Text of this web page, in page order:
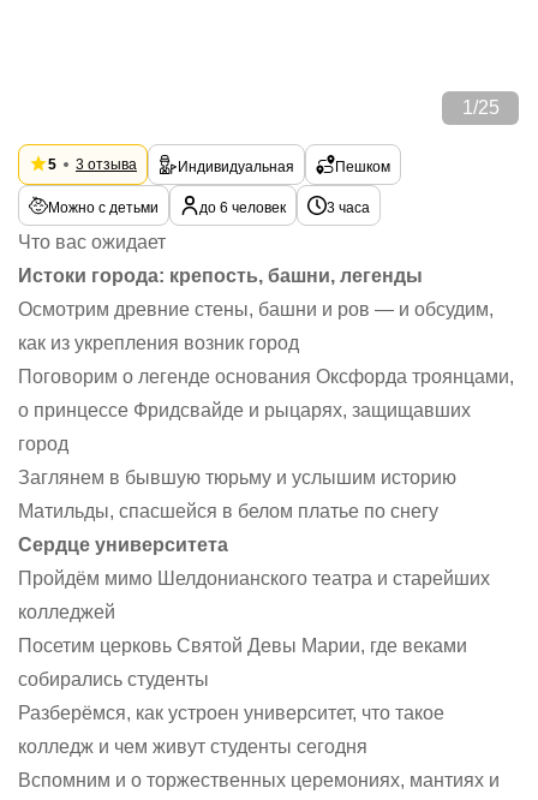
1 /25
5 3 отзыва Индивидуальная Пешком
Можно с детьми до 6 человек 3 часа
Что вас ожидает
Истоки города: крепость, башни, легенды
Осмотрим древние стены, башни и ров — и обсудим,
как из укрепления возник город
Поговорим о легенде основания Оксфорда троянцами,
о принцессе Фридсвайде и рыцарях, защищавших
город
Заглянем в бывшую тюрьму и услышим историю
Матильды, спасшейся в белом платье по снегу
Сердце университета
Пройдём мимо Шелдонианского театра и старейших
колледжей
Посетим церковь Святой Девы Марии, где веками
собирались студенты
Разберёмся, как устроен университет, что такое
колледж и чем живут студенты сегодня
Вспомним и о торжественных церемониях, мантиях и